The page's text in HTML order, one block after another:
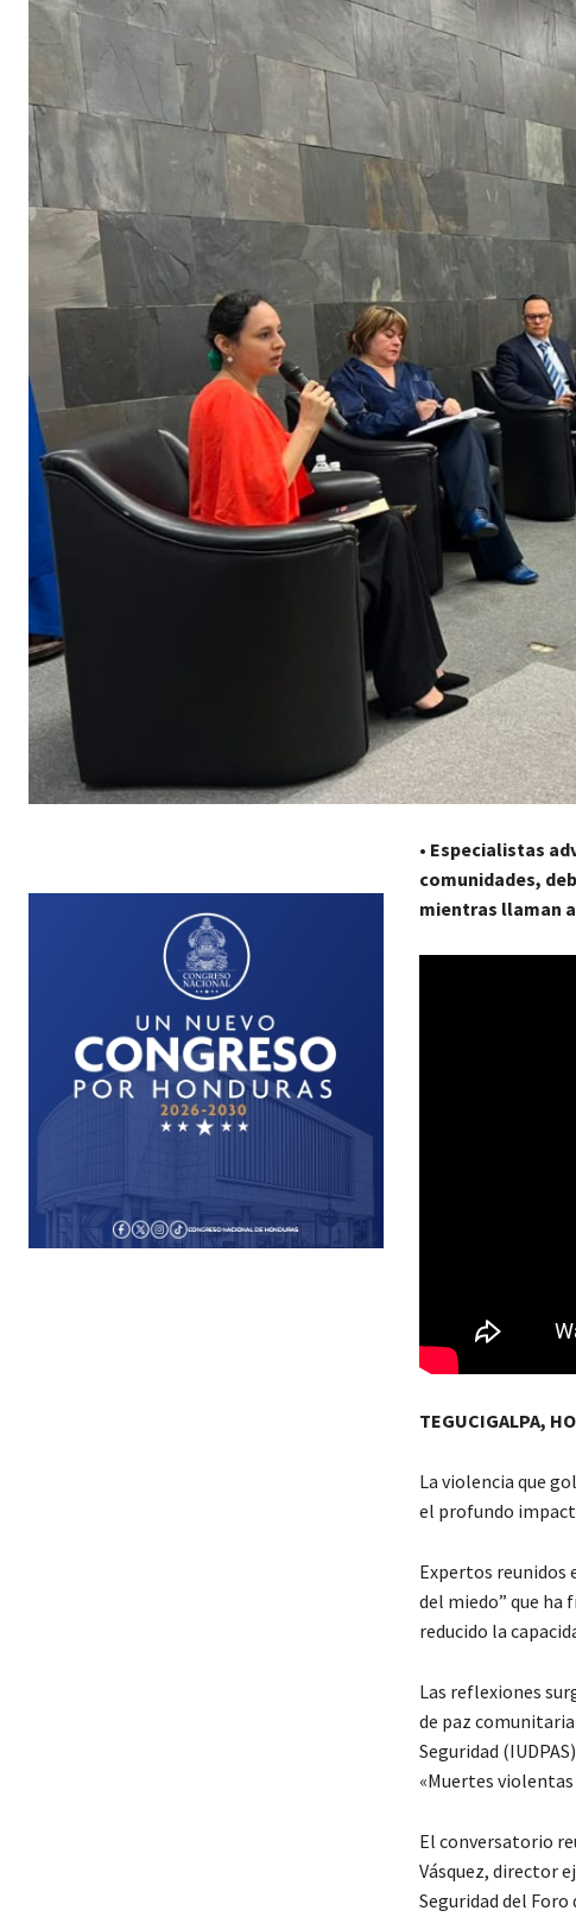
• Especialistas
comunidades,
mientras llaman
TEGUCIGALPA,
La violencia que
el profundo
Expertos reunidos
del miedo” que
reducido la
Las reflexiones
de paz
Seguridad
«Muertes
El conversatorio
Vásquez, director
Seguridad del